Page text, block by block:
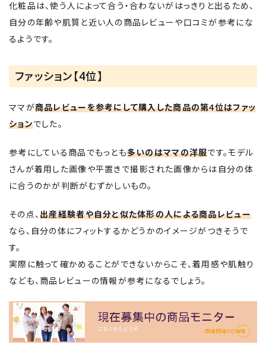
化粧品は、使う人によって合う・合わないがはっきりと出るため、
自分の年齢や肌質と近い人の商品レビューや口コミが参考にな
るようです。
ファッション【4位】
ママが商品レビューを参考にして購入した商品の第4位はファッ
ションでした。
参考にしている商品でもっとも多いのはママの洋服です。モデル
さんが着用した画像や平置きで撮影された画像からは自分の体
に合うのかが判断がむずかしいもの。
その点、出産経験者や自分と似た体形の人による商品レビュー
なら、自分の体にフィットするかどうかのイメージがつきそうで
す。
実際に触って確かめることができないからこそ、着用感や肌触り
なども、商品レビューの情報が参考になるでしょう。